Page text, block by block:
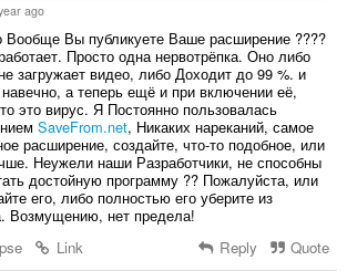
ago
Вообще Вы публикуете Ваше расширение ????
Просто одна нервотрёпка. Оно либо
загружает видео, либо Доходит до 99 %. и
а теперь ещё и при включении её,
это вирус. Я Постоянно пользовалась
SaveFrom.net, Никаких нареканий, самое
расширение, создайте, что-то подобное, или
Неужели наши Разработчики, не способны
достойную программу ?? Пожалуйста, или
его, либо полностью его уберите из
Возмущению, нет предела!
Link Reply Quote